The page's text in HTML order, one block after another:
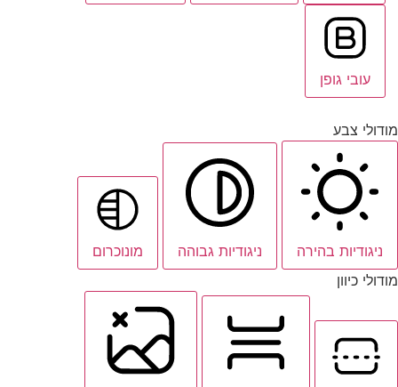
עובי גופן
מודולי צבע
ניגודיות בהירה ניגודיות גבוהה
מונוכרום
מודולי כיוון